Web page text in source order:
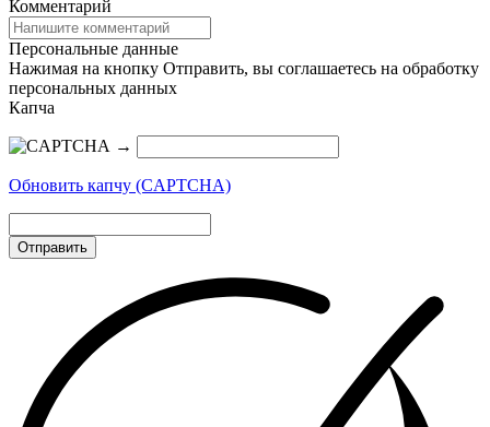
Комментарий
Персональные данные
Нажимая на кнопку Отправить, вы соглашаетесь на обработку
персональных данных
Капча
→
Обновить капчу (CAPTCHA)
Отправить